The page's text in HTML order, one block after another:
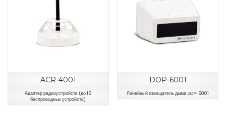
ACR-4001
Адаптер радиоустройств (до 16
беспроводных устройств)
DOP-6001
Линейный извещатель дыма DOP-6001